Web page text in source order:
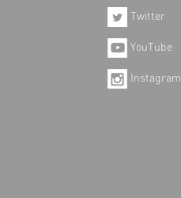
Twitter
YouTube
Instagram